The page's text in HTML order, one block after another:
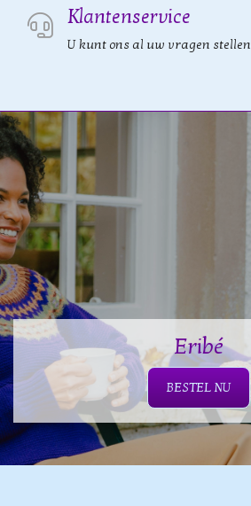
Klantenservice
U kunt ons al uw vragen stellen
Eribé
BESTEL NU